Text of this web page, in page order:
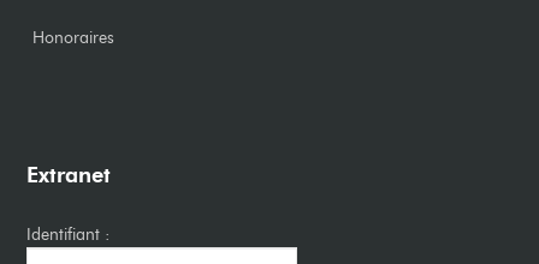
​Honoraires
Extranet
Identifiant :